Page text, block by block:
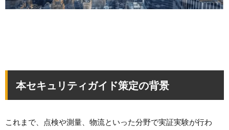
本セキュリティガイド策定の背景
これまで、点検や測量、物流といった分野で実証実験が行わ